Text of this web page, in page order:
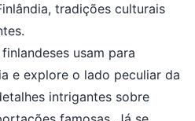
tradições culturais
usam para
e explore o lado peculiar da
intrigantes sobre